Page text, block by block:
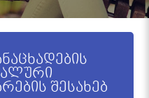
შესახებ